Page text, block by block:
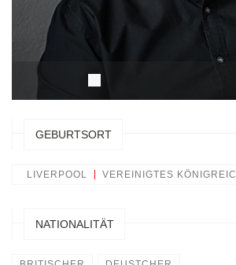
GEBURTSORT
LIVERPOOL VEREINIGTES
NATIONALITÄT